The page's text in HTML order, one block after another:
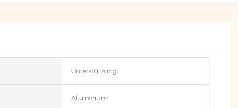
Unterstützung
Aluminium